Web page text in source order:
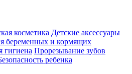
косметика Детские аксессуары
беременных и кормящих
гигиена Прорезывание зубов
ребенка